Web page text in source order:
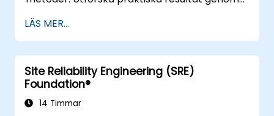
processer för att öka värdet och jämföra
tekniska alternativ som finns tillgängliga idag.
Skräddarsytt för nyligen transformerade
organisationer som vill förbättra DevSecOps-
färdigheter och medvetenhet.
LÄS MER...
Site Reliability Engineering (SRE)
Foundation®
14 Timmar